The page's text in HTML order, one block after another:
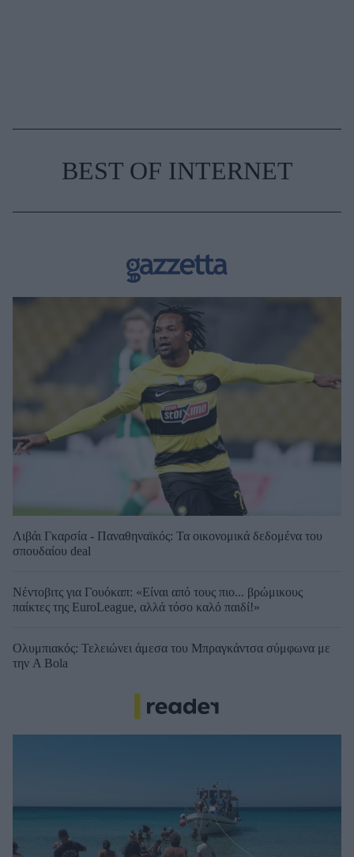
BEST OF INTERNET
Λιβάι Γκαρσία - Παναθηναϊκός: Τα οικονομικά δεδομένα του
σπουδαίου deal
Νέντοβιτς για Γουόκαπ: «Είναι από τους πιο... βρώμικους
παίκτες της EuroLeague, αλλά τόσο καλό παιδί!»
Ολυμπιακός: Τελειώνει άμεσα του Μπραγκάντσα σύμφωνα με
την A Bola